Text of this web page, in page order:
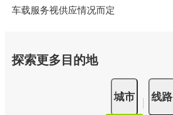
车载服务视供应情况而定
探索更多目的地
城市 线路